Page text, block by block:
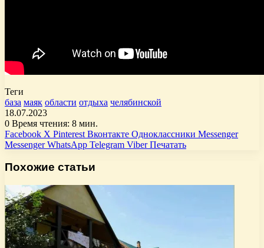
Теги
база маяк области отдыха челябинской
18.07.2023
0 Время чтения: 8 мин.
Facebook X Pinterest Вконтакте Одноклассники Messenger
Messenger WhatsApp Telegram Viber Печатать
Похожие статьи